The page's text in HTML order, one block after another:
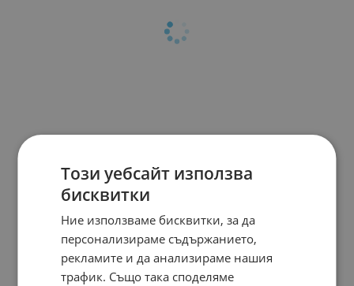
Този уебсайт използва
бисквитки
Ние използваме бисквитки, за да
персонализираме съдържанието,
рекламите и да анализираме нашия
трафик. Също така споделяме